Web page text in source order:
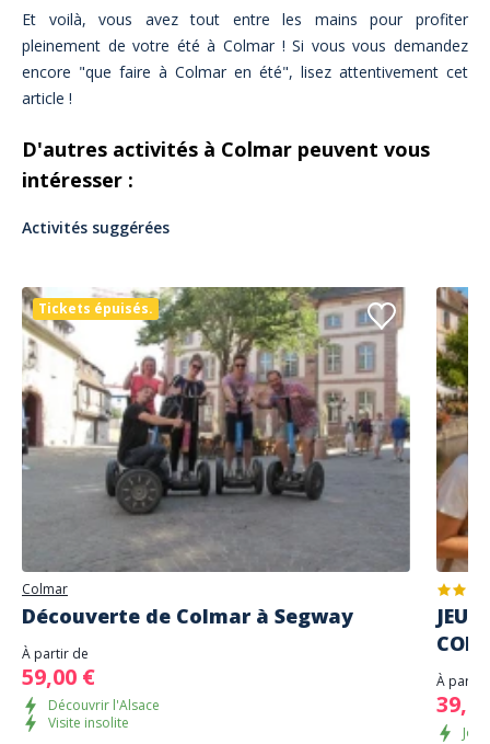
Et voilà, vous avez tout entre les mains pour profiter
pleinement de votre été à Colmar ! Si vous vous demandez
encore "que faire à Colmar en été", lisez attentivement cet
article !
D'autres activités à Colmar peuvent vous
intéresser :
Activités suggérées
Tickets épuisés.
Colmar
Découverte de Colmar à Segway
À partir de
59,00 €
Découvrir l'Alsace
Visite insolite
JEU
À partir